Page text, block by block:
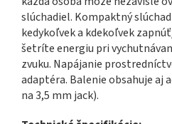
slúchadiel. Kompaktný
kedykoľvek a kdekoľvek
šetríte energiu pri
zvuku. Napájanie
adaptéra. Balenie obsahuje aj
na 3,5 mm jack).